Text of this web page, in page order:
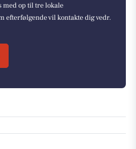
med op til tre lokale
efterfølgende vil kontakte dig vedr.